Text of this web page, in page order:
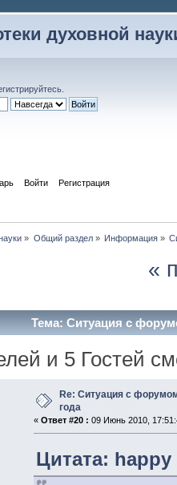
духовной
Войти Регистрация
» Общий раздел» Информация»
«
Тема: Ситуация с
и 5 Гостей
Re: Ситуация с
года
« Ответ #20 : 09 Июнь 2010,
Цитата: